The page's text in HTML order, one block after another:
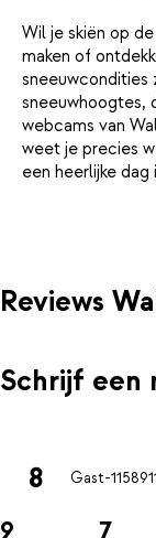
Wil je skiën op
maken of
sneeuwcondities
sneeuwhoogtes,
webcams van
weet je precies
een heerlijke dag
Reviews
Schrijf een
8 Gast-11589
9 7